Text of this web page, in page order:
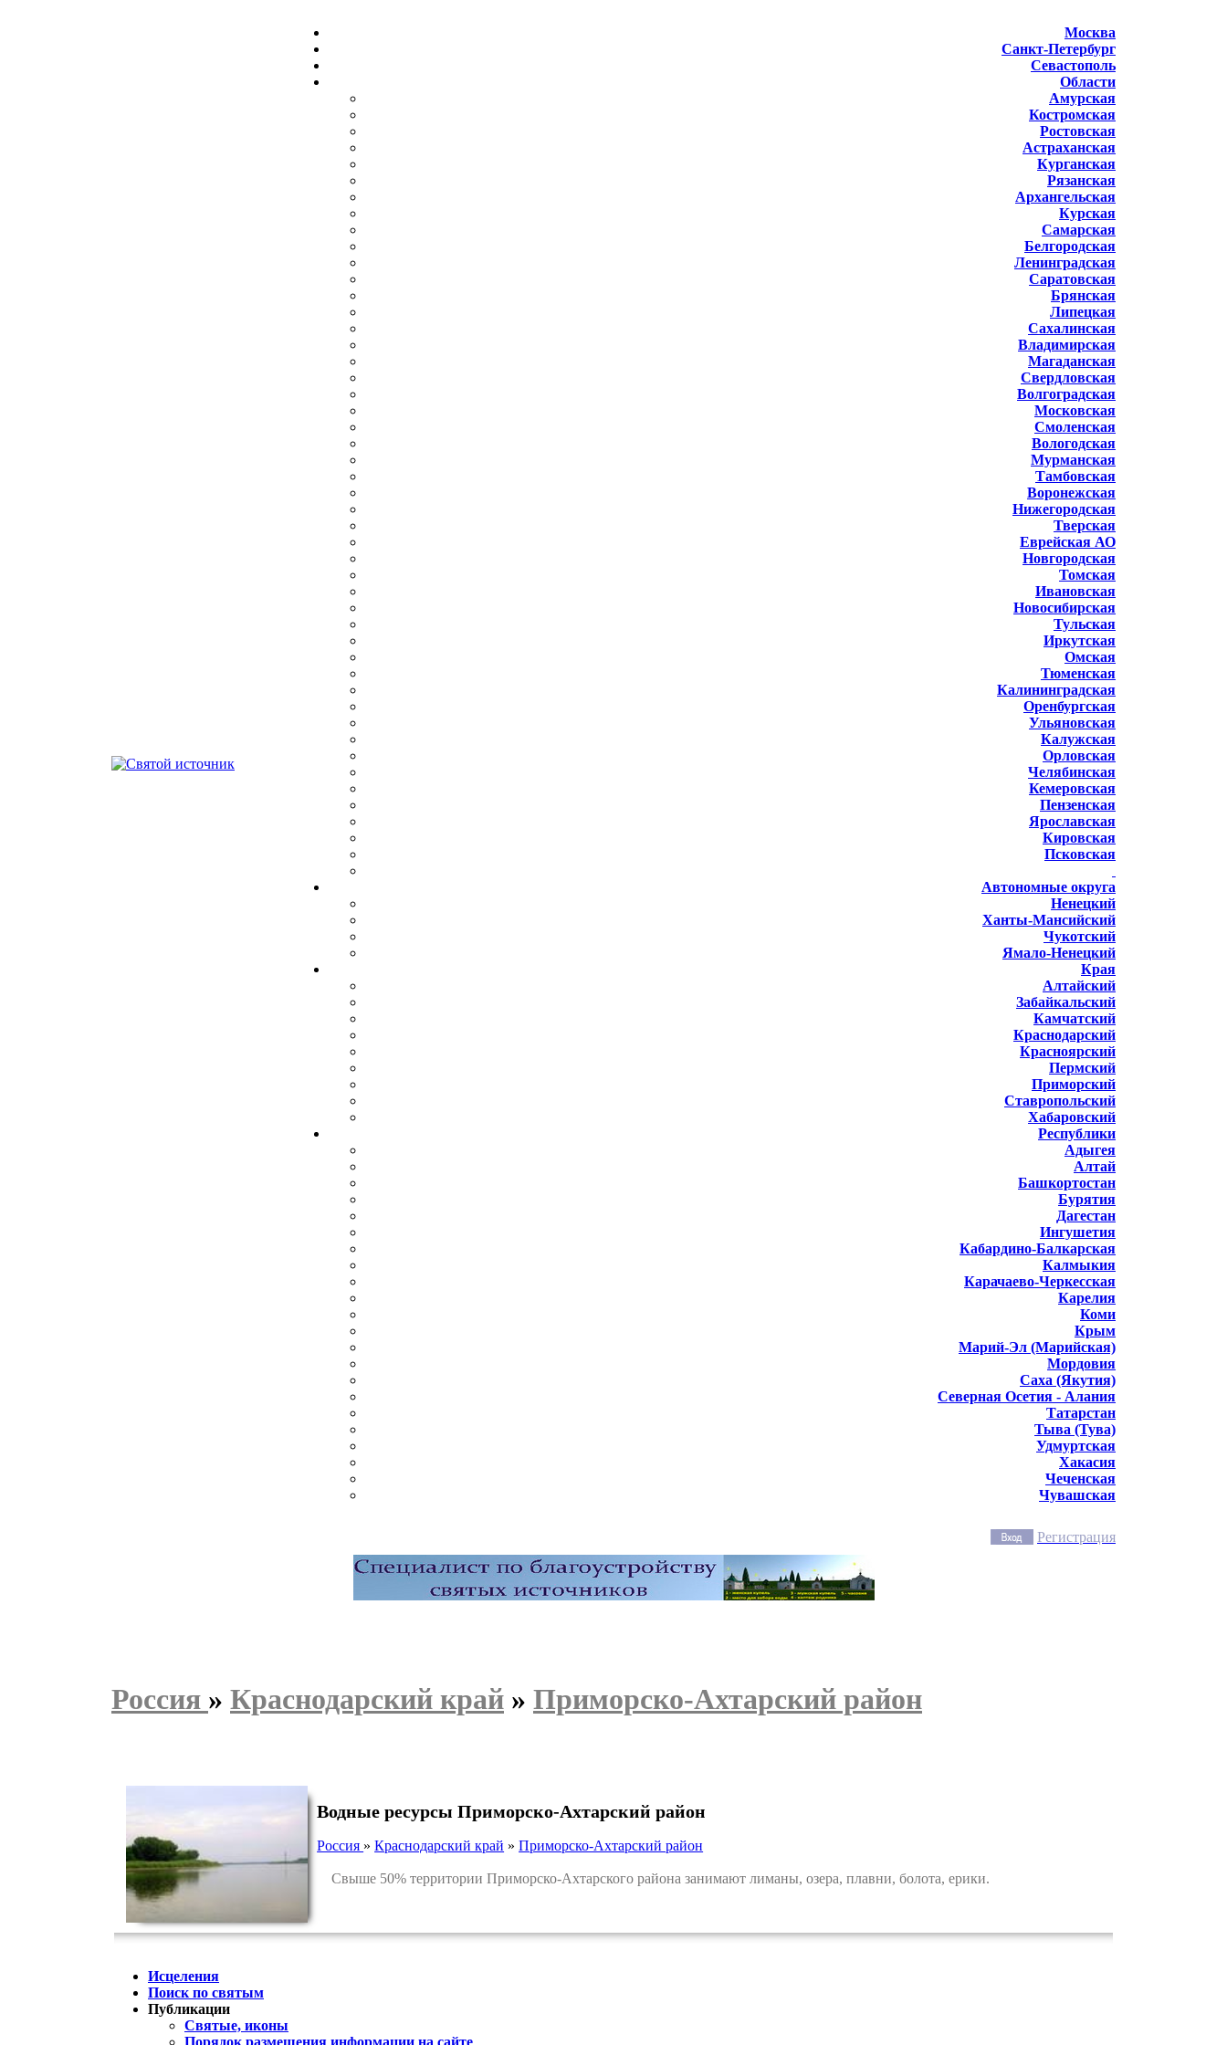
Москва
Санкт-Петербург
Севастополь
Области
Амурская
Костромская
Ростовская
Астраханская
Курганская
Рязанская
Архангельская
Курская
Самарская
Белгородская
Ленинградская
Саратовская
Брянская
Липецкая
Сахалинская
Владимирская
Магаданская
Свердловская
Волгоградская
Московская
Смоленская
Вологодская
Мурманская
Тамбовская
Воронежская
Нижегородская
Тверская
Еврейская АО
Новгородская
Томская
Ивановская
Новосибирская
Тульская
Иркутская
Омская
Тюменская
Калининградская
Оренбургская
Ульяновская
Калужская
Орловская
Челябинская
Кемеровская
Пензенская
Ярославская
Кировская
Псковская
Автономные округа
Ненецкий
Ханты-Мансийский
Чукотский
Ямало-Ненецкий
Края
Алтайский
Забайкальский
Камчатский
Краснодарский
Красноярский
Пермский
Приморский
Ставропольский
Хабаровский
Республики
Адыгея
Алтай
Башкортостан
Бурятия
Дагестан
Ингушетия
Кабардино-Балкарская
Калмыкия
Карачаево-Черкесская
Карелия
Коми
Крым
Марий-Эл (Марийская)
Мордовия
Саха (Якутия)
Северная Осетия - Алания
Татарстан
Тыва (Тува)
Удмуртская
Хакасия
Чеченская
Чувашская
Регистрация
Россия » Краснодарский край » Приморско-Ахтарский район
Водные ресурсы Приморско-Ахтарский район
Россия »Краснодарский край »Приморско-Ахтарский район
Свыше 50% территории Приморско-Ахтарского района занимают лиманы, озера, плавни, болота, ерики.
Исцеления
Поиск по святым
Публикации
Святые, иконы